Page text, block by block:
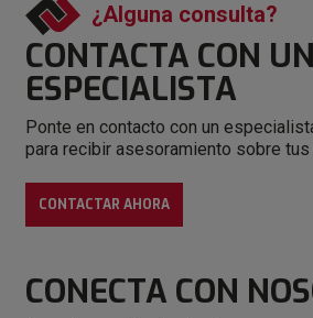
¿Alguna consulta?
CONTACTA CON UN
ESPECIALISTA
Ponte en contacto con un
para recibir asesoramiento sobre
CONTACTAR AHORA
CONECTA CON